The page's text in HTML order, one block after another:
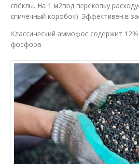
свёклы. На 1 м2под перекопку
спичечный коробок). Эффективен в
Классический аммофос содержит
фосфора